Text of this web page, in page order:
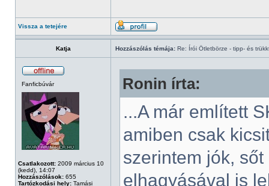
Vissza a tetejére
Katja Hozzászólás témája: Re: Írói Ötletbörze - tipp- és
Fanficbúvár
Csatlakozott: 2009 március 10
(kedd), 14:07
Hozzászólások: 655
Tartózkodási hely: Tamási
Ronin írta:
...A már említett
amiben csak
szerintem jók,
elhagyásával is